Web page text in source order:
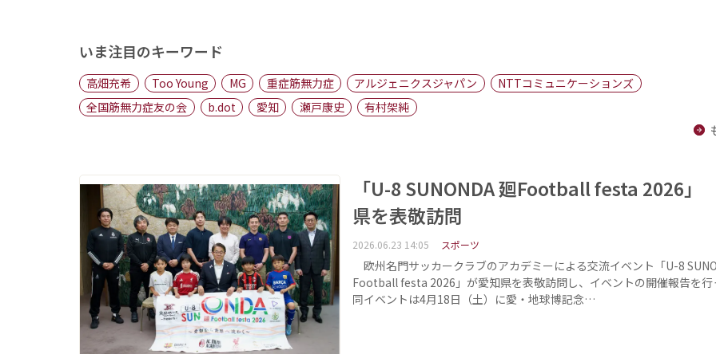
地域
キーパーソン
棋王戦
いま注目のキーワード
高畑充希 Too Young MG 重症筋無力症 アルジェニクスジャパン
NTTコミュニケーションズ
全国筋無力症友の会
b.dot 愛知 瀬戸康史
有村架純
「U-8 SUNONDA 廻Football festa 2026
県を表敬訪問
2026.06.23 14:05 スポーツ
欧州名門サッカークラブのアカデミーによる交流イベント「U-8
Football festa 2026」が愛知県を表敬訪問し、イベントの開催報告
同イベントは4月18日（土）に愛・地球博記念…